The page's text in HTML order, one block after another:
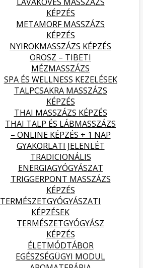
KÉPZÉS
METAMORF MASSZÁZS
KÉPZÉS
NYIROKMASSZÁZS KÉPZÉS
OROSZ – TIBETI
MÉZMASSZÁZS
SPA ÉS WELLNESS KEZELÉSEK
TALPCSAKRA MASSZÁZS
KÉPZÉS
THAI MASSZÁZS KÉPZÉS
THAI TALP ÉS LÁBMASSZÁZS
– ONLINE KÉPZÉS + 1 NAP
GYAKORLATI JELENLÉT
TRADICIONÁLIS
ENERGIAGYÓGYÁSZAT
TRIGGERPONT MASSZÁZS
KÉPZÉS
TERMÉSZETGYÓGYÁSZATI
KÉPZÉSEK
TERMÉSZETGYÓGYÁSZ
KÉPZÉS
ÉLETMÓDTÁBOR
EGÉSZSÉGÜGYI MODUL